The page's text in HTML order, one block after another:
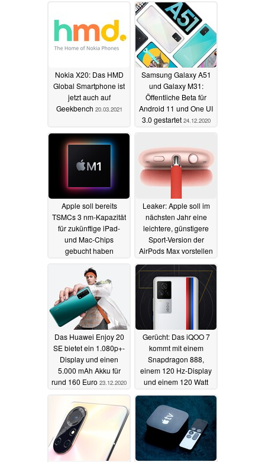
Nokia X20: Das HMD
Global Smartphone ist
jetzt auch auf
Geekbench 20.03.2021
Samsung Galaxy A51
und Galaxy M31:
Öffentliche Beta für
Android 11 und One UI
3.0 gestartet 24.12.2020
Apple soll bereits
TSMCs 3 nm-Kapazität
für zukünftige iPad-
und Mac-Chips
gebucht haben
Leaker: Apple soll im
nächsten Jahr eine
leichtere, günstigere
Sport-Version der
AirPods Max vorstellen
23.12.2020
Das Huawei Enjoy 20
SE bietet ein 1.080p+-
Display und einen
5.000 mAh Akku für
rund 160 Euro 23.12.2020
Gerücht: Das iQOO 7
kommt mit einem
Snapdragon 888,
einem 120 Hz-Display
und einem 120 Watt
Ladegerät23.12.2020